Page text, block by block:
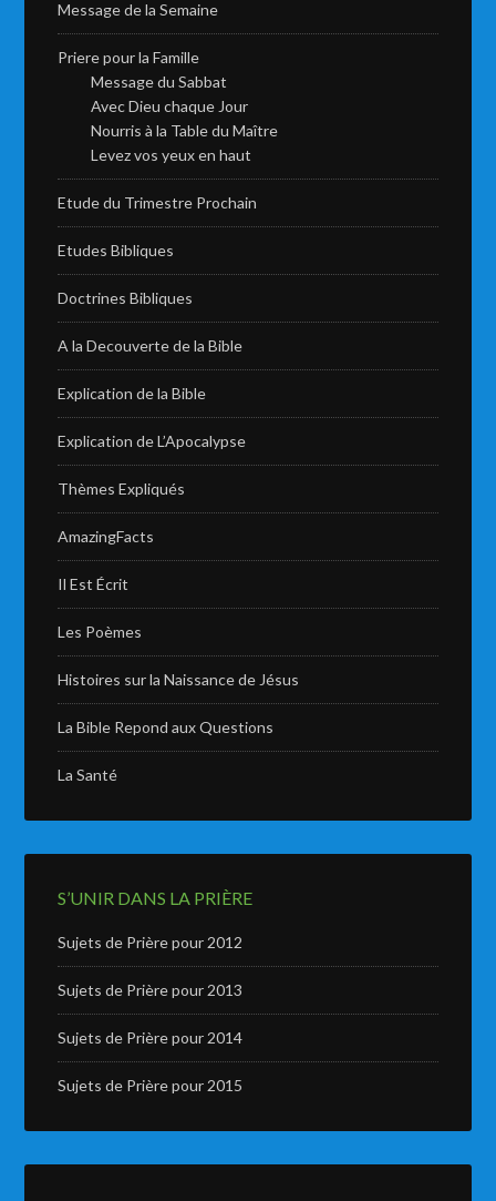
Message de la Semaine
Priere pour la Famille
Message du Sabbat
Avec Dieu chaque Jour
Nourris à la Table du Maître
Levez vos yeux en haut
Etude du Trimestre Prochain
Etudes Bibliques
Doctrines Bibliques
A la Decouverte de la Bible
Explication de la Bible
Explication de L’Apocalypse
Thèmes Expliqués
AmazingFacts
Il Est Écrit
Les Poèmes
Histoires sur la Naissance de Jésus
La Bible Repond aux Questions
La Santé
S’UNIR DANS LA PRIÈRE
Sujets de Prière pour 2012
Sujets de Prière pour 2013
Sujets de Prière pour 2014
Sujets de Prière pour 2015